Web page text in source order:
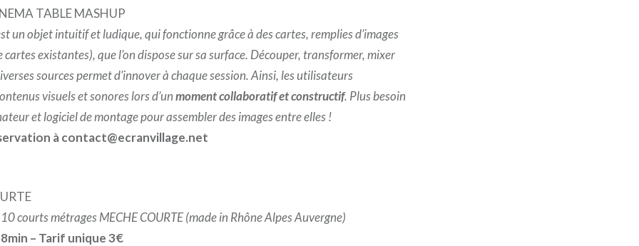
TABLE MASHUP
un objet intuitif et ludique, qui fonctionne grâce à des cartes, remplies d’images
cartes existantes), que l’on dispose sur sa surface. Découper, transformer, mixer
sources permet d’innover à chaque session. Ainsi, les utilisateurs
visuels et sonores lors d’unmoment collaboratif et constructif. Plus besoin
et logiciel de montage pour assembler des images entre elles !
à contact@ecranvillage.net
courts métrages MECHE COURTE (made in Rhône Alpes Auvergne)
– Tarif unique 3€